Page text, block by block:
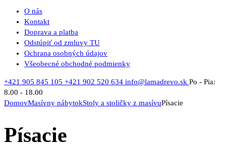
O nás
Kontakt
Doprava a platba
Odstúpiť od zmluvy TU
Ochrana osobných údajov
Všeobecné obchodné podmienky
+421 905 845 105 +421 902 520 634 info@lamadrevo.sk Po - Pia:
8.00 - 18.00
DomovMasívny nábytokStoly a stoličky z masívuPísacie
Písacie